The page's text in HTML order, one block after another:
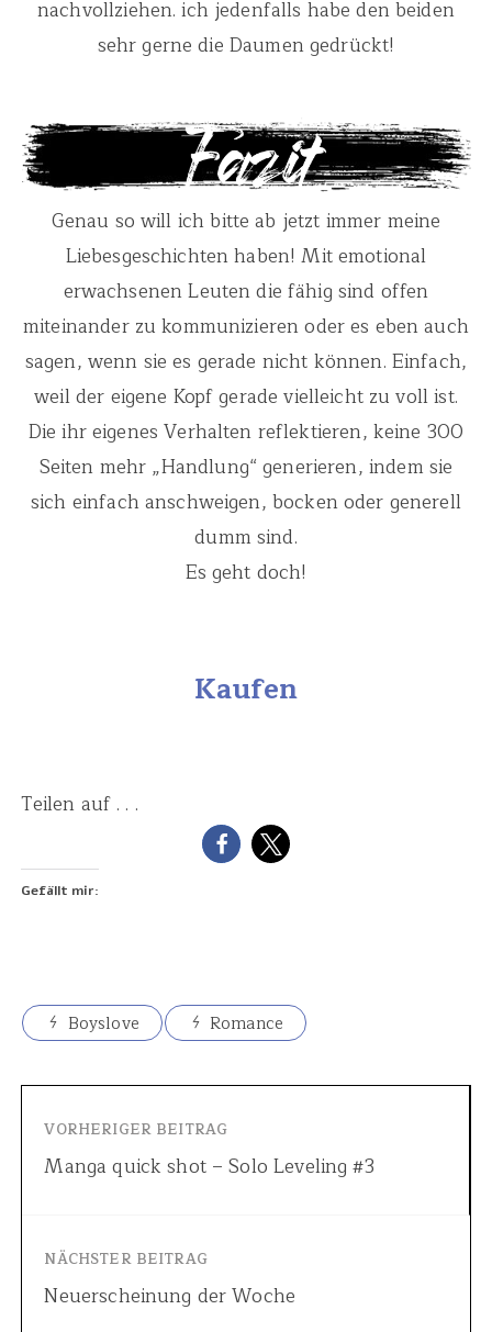
nachvollziehen. ich jedenfalls habe den beiden
sehr gerne die Daumen gedrückt!
Genau so will ich bitte ab jetzt immer meine
Liebesgeschichten haben! Mit emotional
erwachsenen Leuten die fähig sind offen
miteinander zu kommunizieren oder es eben auch
sagen, wenn sie es gerade nicht können. Einfach,
weil der eigene Kopf gerade vielleicht zu voll ist.
Die ihr eigenes Verhalten reflektieren, keine 300
Seiten mehr „Handlung“ generieren, indem sie
sich einfach anschweigen, bocken oder generell
dumm sind.
Es geht doch!
Kaufen
Teilen auf . . .
Gefällt mir:
Boyslove Romance
VORHERIGER BEITRAG
Manga quick shot – Solo Leveling #3
NÄCHSTER BEITRAG
Neuerscheinung der Woche